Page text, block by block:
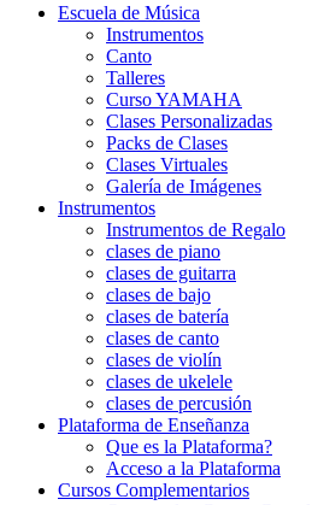
Escuela de Música
Instrumentos
Canto
Talleres
Curso YAMAHA
Clases Personalizadas
Packs de Clases
Clases Virtuales
Galería de Imágenes
Instrumentos
Instrumentos de Regalo
clases de piano
clases de guitarra
clases de bajo
clases de batería
clases de canto
clases de violín
clases de ukelele
clases de percusión
Plataforma de Enseñanza
Que es la Plataforma?
Acceso a la Plataforma
Cursos Complementarios